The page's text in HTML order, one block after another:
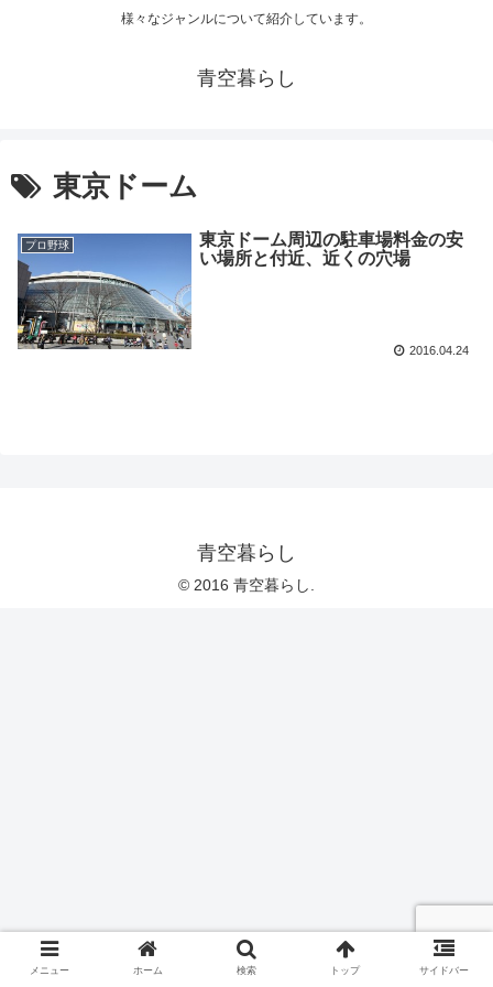
様々なジャンルについて紹介しています。
青空暮らし
東京ドーム
プロ野球
東京ドーム周辺の駐車場料金の安
い場所と付近、近くの穴場
2016.04.24
青空暮らし
© 2016 青空暮らし.
メニュー ホーム 検索 トップ サイドバー